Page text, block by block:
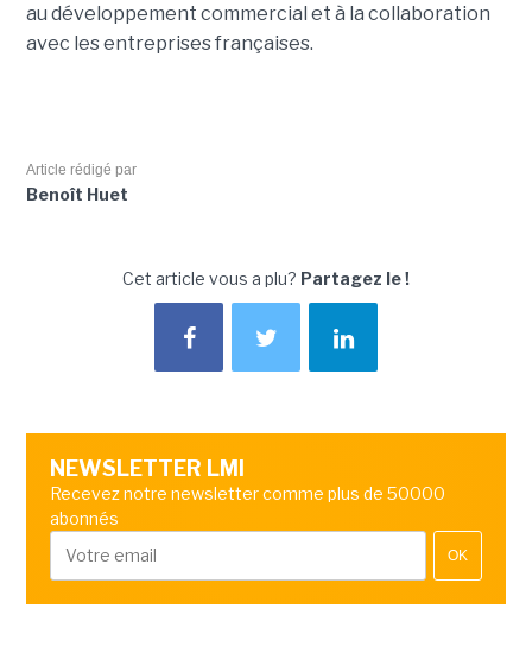
au développement commercial et à la collaboration
avec les entreprises françaises.
Article rédigé par
Benoît Huet
Cet article vous a plu? Partagez le !
NEWSLETTER LMI
Recevez notre newsletter comme plus de 50000
abonnés
OK